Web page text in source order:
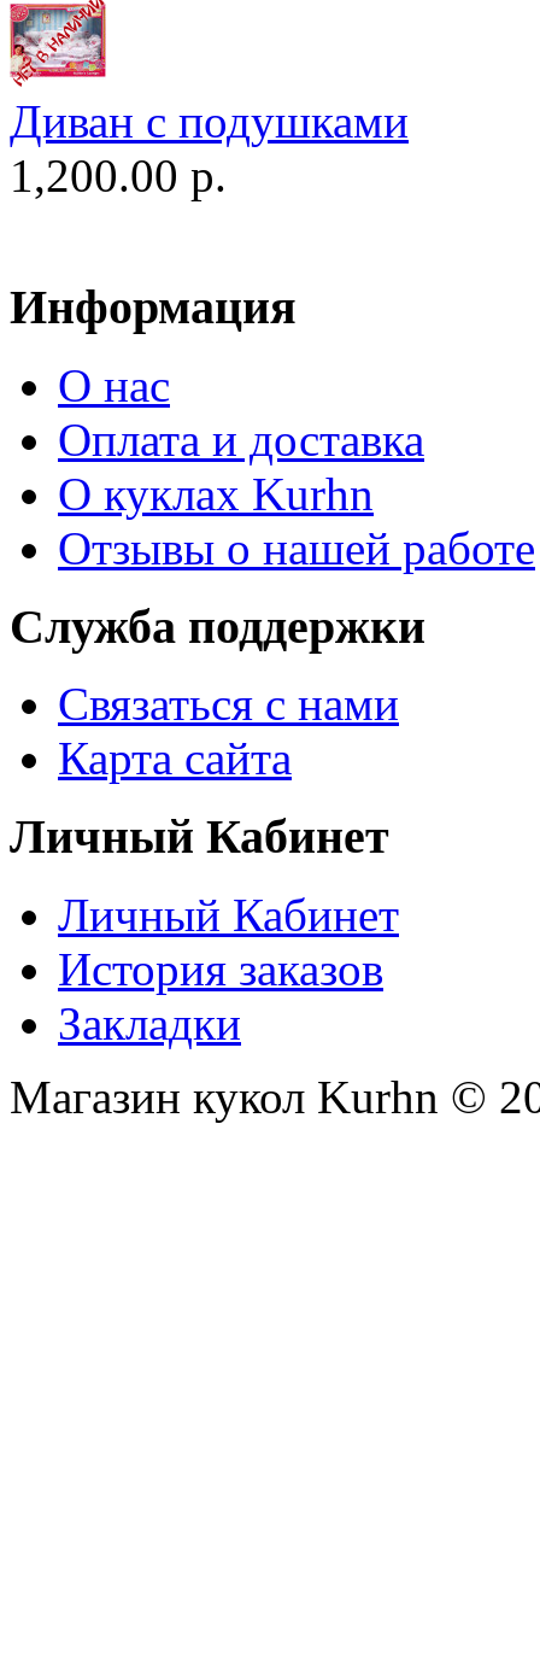
Диван c подушками
1,200.00 р.
Информация
О нас
Оплата и доставка
О куклах Kurhn
Отзывы о нашей работе
Служба поддержки
Связаться с нами
Карта сайта
Личный Кабинет
Личный Кабинет
История заказов
Закладки
Магазин кукол Kurhn ©